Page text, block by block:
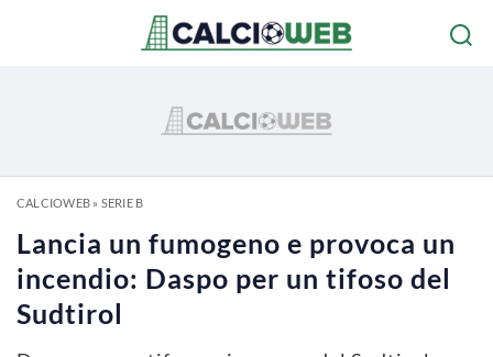
CALCIOWEB» SERIE B
Lancia un fumogeno e provoca un
incendio: Daspo per un tifoso del
Sudtirol